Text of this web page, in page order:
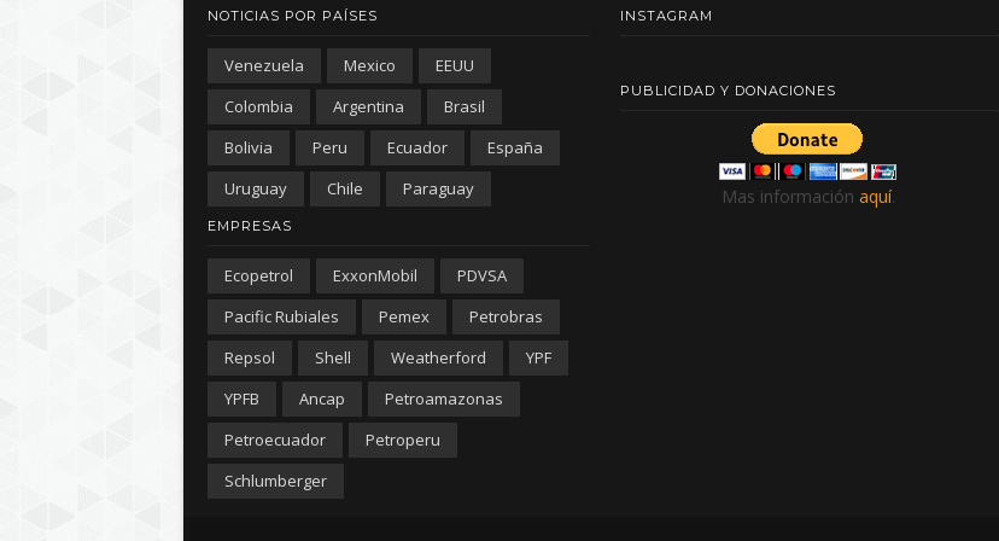
NOTICIAS POR PAÍSES
Venezuela Mexico
EEUU
Colombia
Argentina
Brasil
Bolivia
Peru Ecuador
España
Uruguay
Chile Paraguay
EMPRESAS
Ecopetrol ExxonMobil
PDVSA
Pacific Rubiales
Pemex
Petrobras
Repsol
Shell Weatherford
YPF
YPFB
Ancap
Petroamazonas
Petroecuador
Petroperu
Schlumberger
INSTAGRAM
PUBLICIDAD Y DONACIONES
Mas información aquí.